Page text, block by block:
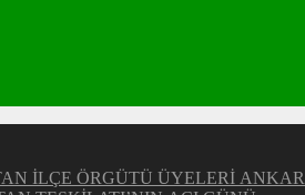
İLÇE ÖRGÜTÜ ÜYELERİ